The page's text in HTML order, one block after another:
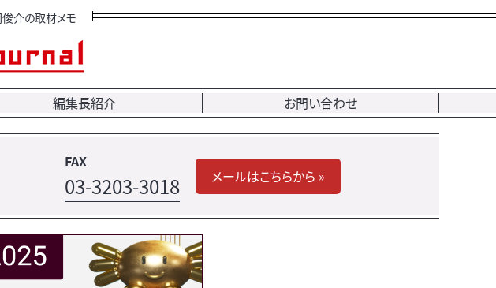
介の取材メモ
編集長紹介 お問い合わせ
FAX
03-3203-3018 メールはこちらから »